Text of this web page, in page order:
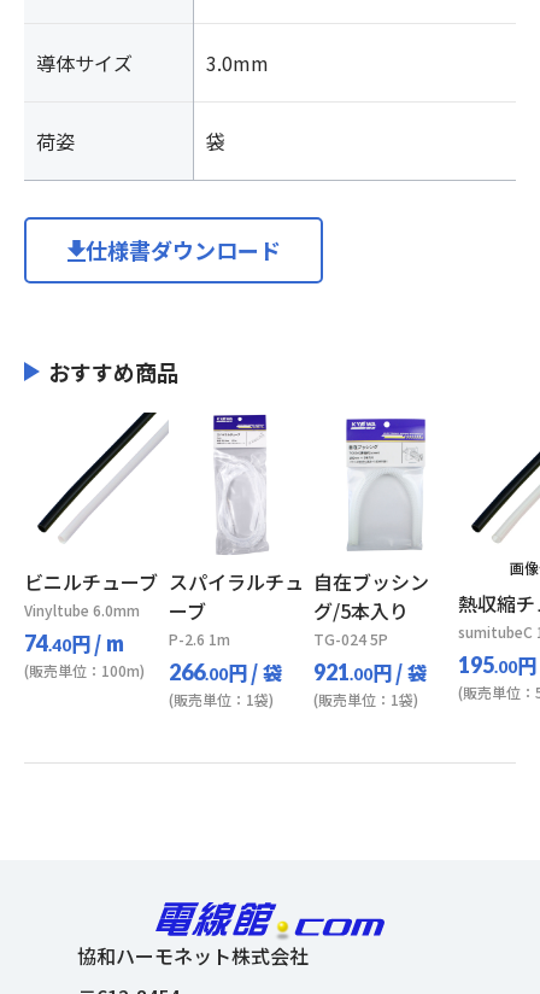
導体サイズ 3.0mm
荷姿 袋
仕様書ダウンロード
おすすめ商品
ビニルチューブ
Vinyltube 6.0mm
74.40円/ m
(販売単位：100m)
スパイラルチュ
ーブ
P-2.6 1m
266.00円/ 袋
(販売単位：1袋)
自在ブッシン
グ/5本入り
TG-024 5P
921.00円/ 袋
(販売単位：1袋)
画
熱収縮
sumitubeC
195.00円
(販売単位：
協和ハーモネット株式会社